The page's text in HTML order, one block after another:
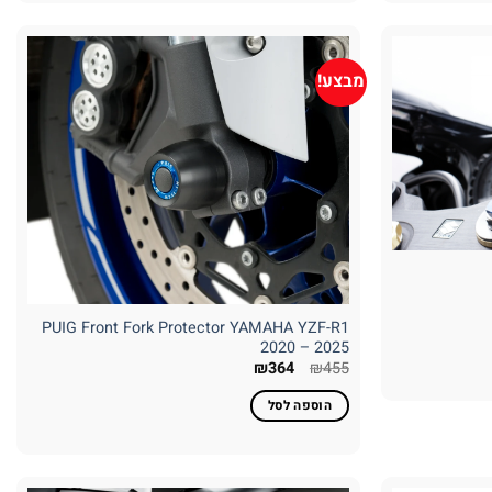
מבצע!
PUIG Front Fork Protector YAMAHA YZF-R1
2020 – 2025
₪455 המחיר
היה:
₪455.
₪364
הוא:
₪364. הוספה לסל